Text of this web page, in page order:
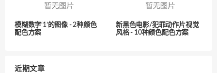
模糊数字‘1’的图像 - 2种颜色
配色方案
新黑色电影/犯罪动作片视觉
风格 - 10种颜色配色方案
近期文章